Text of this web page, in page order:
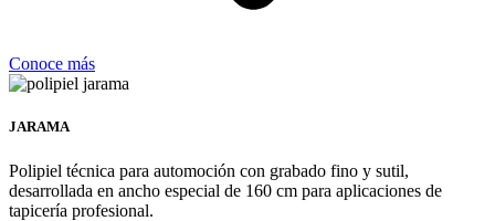
Conoce más
JARAMA
Polipiel técnica para automoción con grabado fino y sutil,
desarrollada en ancho especial de 160 cm para aplicaciones de
tapicería profesional.